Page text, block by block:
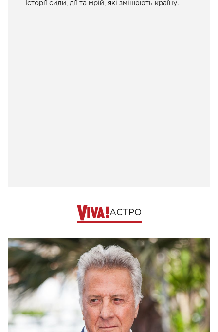
Історії сили, дії та мрій, які змінюють країну.
АСТРО